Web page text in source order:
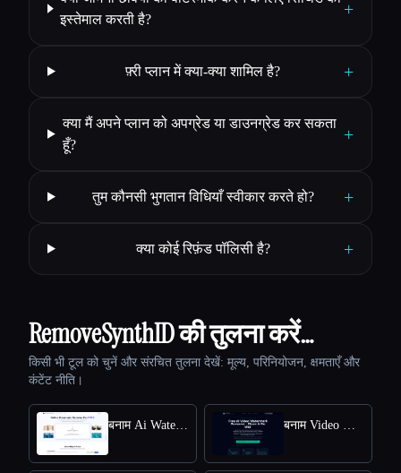
इस्तेमाल करती है?
+
फ़्री प्लान में क्या-क्या शामिल है? +
क्या मैं अपने प्लान को अपग्रेड या डाउनग्रेड कर सकता
हूँ?
+
तुम कौनसी भुगतान विधियाँ स्वीकार करते हो? +
क्या कोई रिफ़ंड पॉलिसी है? +
RemoveSynthID की तुलना करें…
किसी भी टूल को चुनें और संरचित तुलना देखें: मूल्य, परिनियोजन, क्षमताएँ और
कंटेंट नीति।